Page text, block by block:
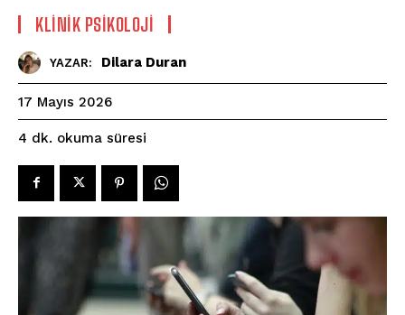
KLINIK PSIKOLOJI
YAZAR: Dilara Duran
17 Mayıs 2026
4 dk. okuma süresi